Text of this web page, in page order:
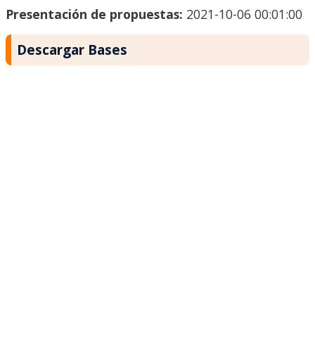
Presentación de propuestas: 2021-10-06 00:01:00
Descargar Bases